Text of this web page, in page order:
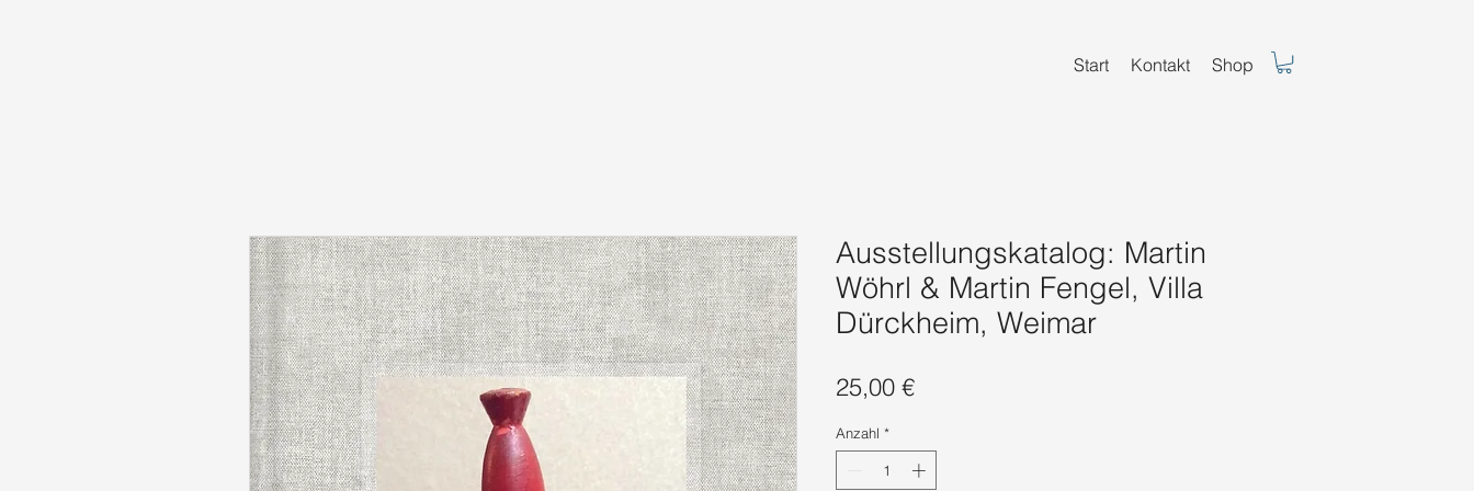
Start Kontakt Shop
Ausstellungskatalog: Martin
Wöhrl & Martin Fengel, Villa
Dürckheim, Weimar
25,00 €Preis
Anzahl *